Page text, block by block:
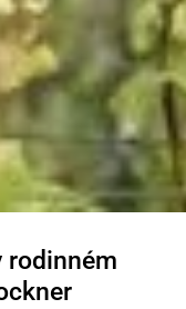
rodinném